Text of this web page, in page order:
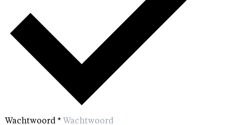
Wachtwoord *